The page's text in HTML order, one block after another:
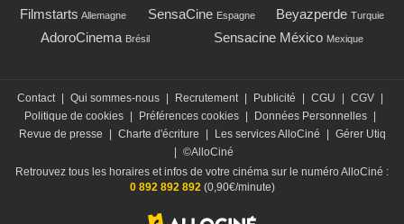
Filmstarts Allemagne SensaCine Espagne Beyazperde Turquie
AdoroCinema Brésil Sensacine México Mexique
Contact Qui sommes-nous Recrutement Publicité CGU CGV
Politique de cookies
Préférences cookies Données Personnelles
Revue de presse
Charte d'écriture Les services AlloCiné
Gérer Utiq
©AlloCiné
Retrouvez tous les horaires et infos de votre cinéma sur le numéro AlloCiné :
0 892 892 892(0,90€/minute)